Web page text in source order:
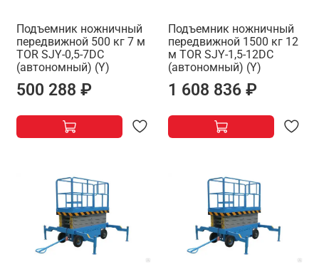
Подъемник ножничный
передвижной 500 кг 7 м
TOR SJY-0,5-7DC
(автономный) (Y)
500 288 ₽
Подъемник ножничный
передвижной 1500 кг 12
м TOR SJY-1,5-12DC
(автономный) (Y)
1 608 836 ₽